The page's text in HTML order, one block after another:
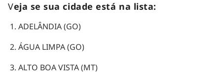
Veja se sua cidade está na lista:
ADELÂNDIA (GO)
ÁGUA LIMPA (GO)
ALTO BOA VISTA (MT)